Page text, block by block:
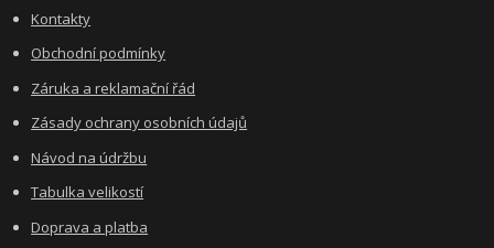
Kontakty
Obchodní podmínky
Záruka a reklamační řád
Zásady ochrany osobních údajů
Návod na údržbu
Tabulka velikostí
Doprava a platba